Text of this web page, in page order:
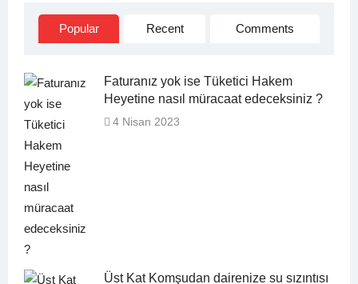
Popular Recent Comments
Faturanız yok ise Tüketici Hakem
Heyetine nasıl müracaat edeceksiniz ?
4 Nisan 2023
Üst Kat Komşudan dairenize su sızıntısı